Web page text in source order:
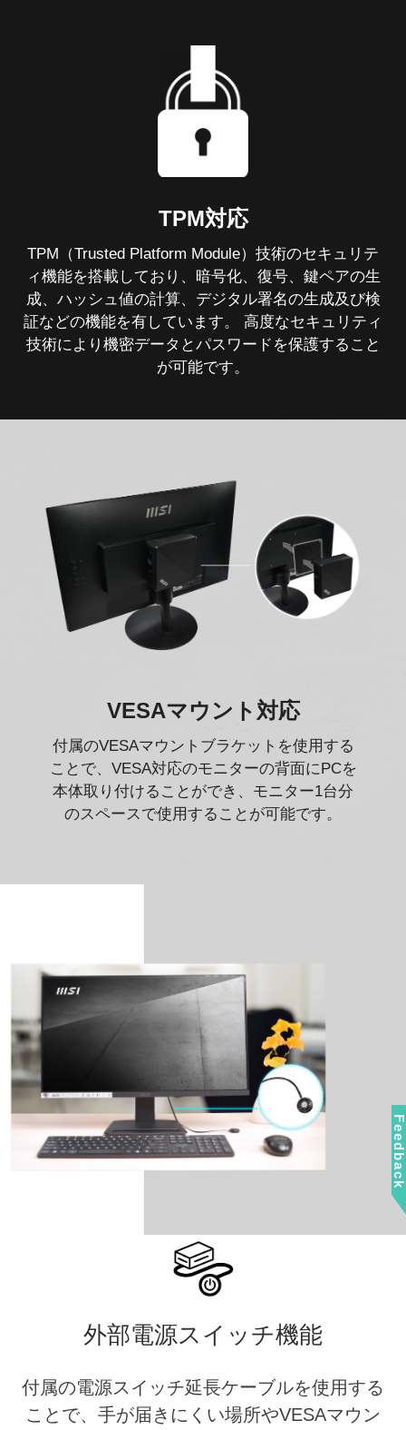
TPM対応
TPM（Trusted Platform Module）技術のセキュリテ
ィ機能を搭載しており、暗号化、復号、鍵ペアの生
成、ハッシュ値の計算、デジタル署名の生成及び検
証などの機能を有しています。 高度なセキュリティ
技術により機密データとパスワードを保護すること
が可能です。
VESAマウント対応
付属のVESAマウントブラケットを使用する
ことで、VESA対応のモニターの背面にPCを
本体取り付けることができ、モニター1台分
のスペースで使用することが可能です。
外部電源スイッチ機能
付属の電源スイッチ延長ケーブルを使用する
ことで、手が届きにくい場所やVESAマウン
Feedback